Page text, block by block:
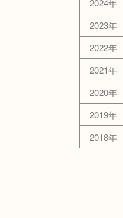
2024年
2023年
2022年
2021年
2020年
2019年
2018年